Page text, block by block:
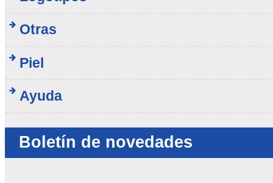
Otras
Piel
Ayuda
Boletín de novedades